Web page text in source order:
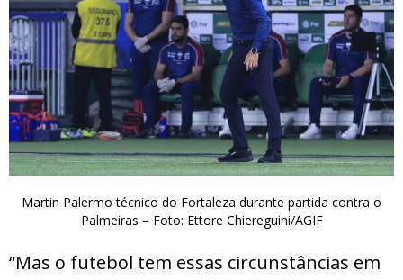
Martin Palermo técnico do Fortaleza durante partida contra o
Palmeiras – Foto: Ettore Chiereguini/AGIF
“Mas o futebol tem essas circunstâncias em